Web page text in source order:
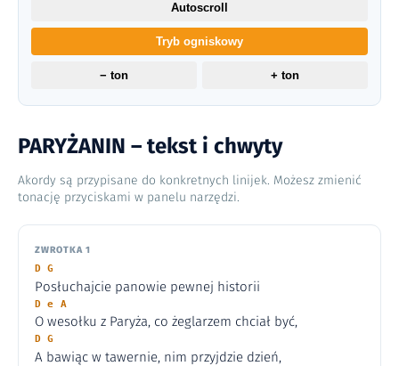
PARYŻANIN – tekst i chwyty
Akordy są przypisane do konkretnych linijek. Możesz zmienić
tonację przyciskami w panelu narzędzi.
ZWROTKA 1
D G
Posłuchajcie panowie pewnej historii
D e A
O wesołku z Paryża, co żeglarzem chciał być,
D G
A bawiąc w tawernie, nim przyjdzie dzień,
Autoscroll
Tryb ogniskowy
− ton + ton